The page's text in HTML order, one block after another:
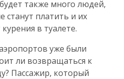
также много людей,
станут платить и их
в туалете.
уже были
ли возвращаться к
Пассажир, который